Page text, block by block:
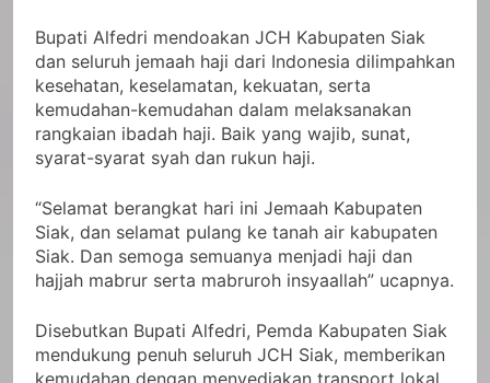
Bupati Alfedri mendoakan JCH Kabupaten Siak
dan seluruh jemaah haji dari Indonesia dilimpahkan
kesehatan, keselamatan, kekuatan, serta
kemudahan-kemudahan dalam melaksanakan
rangkaian ibadah haji. Baik yang wajib, sunat,
syarat-syarat syah dan rukun haji.
“Selamat berangkat hari ini Jemaah Kabupaten
Siak, dan selamat pulang ke tanah air kabupaten
Siak. Dan semoga semuanya menjadi haji dan
hajjah mabrur serta mabruroh insyaallah” ucapnya.
Disebutkan Bupati Alfedri, Pemda Kabupaten Siak
mendukung penuh seluruh JCH Siak, memberikan